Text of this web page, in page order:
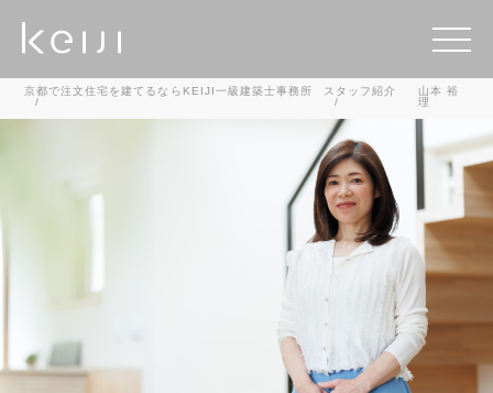
京都で注文住宅を建てるならKEIJI一級建築士事務所 スタッフ紹介
山本 裕
理